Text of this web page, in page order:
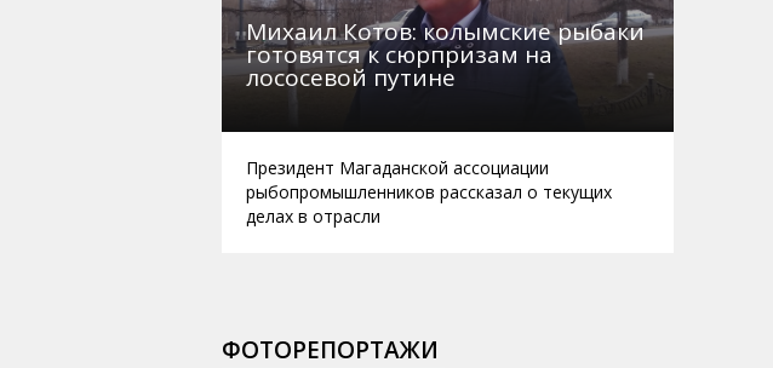
Михаил Котов: колымские рыбаки
готовятся к сюрпризам на
лососевой путине
Президент Магаданской ассоциации
рыбопромышленников рассказал о текущих
делах в отрасли
ФОТОРЕПОРТАЖИ